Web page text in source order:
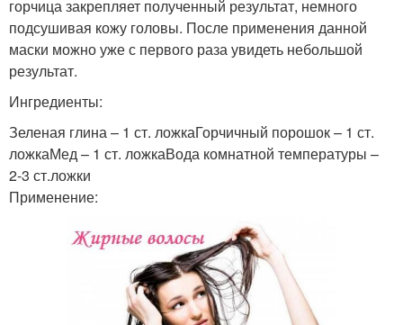
горчица закрепляет полученный результат, немного
подсушивая кожу головы. После применения данной
маски можно уже с первого раза увидеть небольшой
результат.
Ингредиенты:
Зеленая глина – 1 ст. ложкаГорчичный порошок – 1 ст.
ложкаМед – 1 ст. ложкаВода комнатной температуры –
2-3 ст.ложки
Применение: